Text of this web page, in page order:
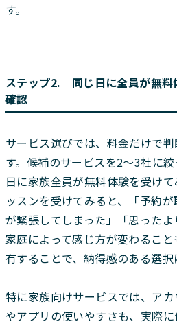
す。
ステップ2. 同じ日に全員が無料
確認
サービス選びでは、料金だけで
す。候補のサービスを2〜3社に
日に家族全員が無料体験を受け
ッスンを受けてみると、「予約
が緊張してしまった」「思ったよ
家庭によって感じ方が変わるこ
有することで、納得感のある選択
特に家族向けサービスでは、ア
やアプリの使いやすさも、実際